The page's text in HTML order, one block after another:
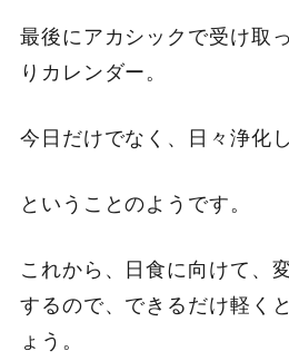
最後にアカシックで受け取
りカレンダー。
今日だけでなく、日々浄化
ということのようです。
これから、日食に向けて、
するので、できるだけ軽く
ょう。